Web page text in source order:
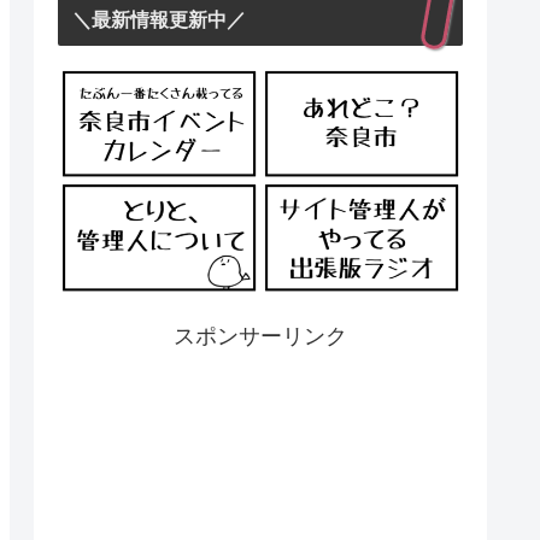
＼最新情報更新中／
スポンサーリンク